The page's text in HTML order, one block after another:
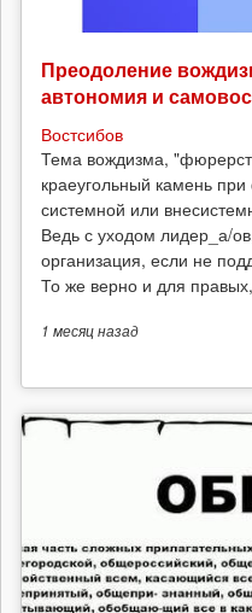
Преодоление
автономия и
Востсибов
Тема вождизма,
краеугольный камень
системной или
Ведь с уходом лидер_а/
организация, если не
То же верно и для
1 месяцназад